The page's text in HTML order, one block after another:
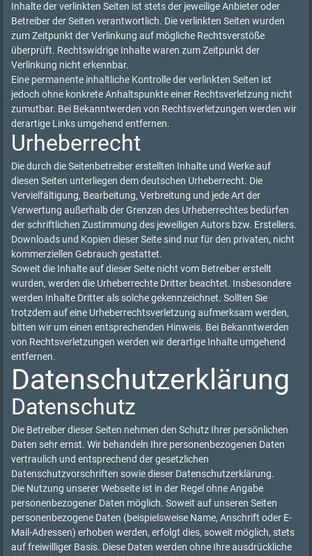
Inhalte der verlinkten Seiten ist stets der jeweilige Anbieter oder
Betreiber der Seiten verantwortlich. Die verlinkten Seiten wurden
zum Zeitpunkt der Verlinkung auf mögliche Rechtsverstöße
überprüft. Rechtswidrige Inhalte waren zum Zeitpunkt der
Verlinkung nicht erkennbar.
Eine permanente inhaltliche Kontrolle der verlinkten Seiten ist
jedoch ohne konkrete Anhaltspunkte einer Rechtsverletzung nicht
zumutbar. Bei Bekanntwerden von Rechtsverletzungen werden wir
derartige Links umgehend entfernen.
Urheberrecht
Die durch die Seitenbetreiber erstellten Inhalte und Werke auf
diesen Seiten unterliegen dem deutschen Urheberrecht. Die
Vervielfältigung, Bearbeitung, Verbreitung und jede Art der
Verwertung außerhalb der Grenzen des Urheberrechtes bedürfen
der schriftlichen Zustimmung des jeweiligen Autors bzw. Erstellers.
Downloads und Kopien dieser Seite sind nur für den privaten, nicht
kommerziellen Gebrauch gestattet.
Soweit die Inhalte auf dieser Seite nicht vom Betreiber erstellt
wurden, werden die Urheberrechte Dritter beachtet. Insbesondere
werden Inhalte Dritter als solche gekennzeichnet. Sollten Sie
trotzdem auf eine Urheberrechtsverletzung aufmerksam werden,
bitten wir um einen entsprechenden Hinweis. Bei Bekanntwerden
von Rechtsverletzungen werden wir derartige Inhalte umgehend
entfernen.
Datenschutzerklärung
Datenschutz
Die Betreiber dieser Seiten nehmen den Schutz Ihrer persönlichen
Daten sehr ernst. Wir behandeln Ihre personenbezogenen Daten
vertraulich und entsprechend der gesetzlichen
Datenschutzvorschriften sowie dieser Datenschutzerklärung.
Die Nutzung unserer Webseite ist in der Regel ohne Angabe
personenbezogener Daten möglich. Soweit auf unseren Seiten
personenbezogene Daten (beispielsweise Name, Anschrift oder E-
Mail-Adressen) erhoben werden, erfolgt dies, soweit möglich, stets
auf freiwilliger Basis. Diese Daten werden ohne Ihre ausdrückliche